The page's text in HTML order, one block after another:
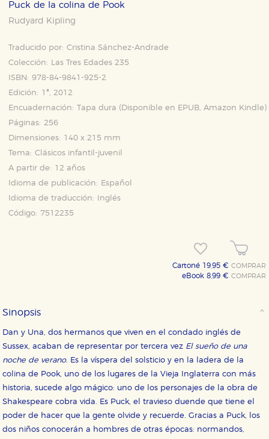
Puck de la colina de Pook
Rudyard Kipling
Traducido por: Cristina Sánchez-Andrade
Colección:
Las Tres Edades 235
ISBN: 978-84-9841-925-2
Edición: 1ª, 2012
Encuadernación: Tapa dura (Disponible en EPUB,Amazon Kindle )
Páginas: 256
Dimensiones: 140 x 215 mm
Tema: Clásicos infantil-juvenil
A partir de: 12 años
Idioma de publicación:
Español
Idioma de traducción:
Inglés
Código: 7512235
Cartoné 19,95 €COMPRAR
eBook 8,99 €COMPRAR
Sinopsis
Dan y Una, dos hermanos que viven en el condado inglés de
Sussex, acaban de representar por tercera vez El sueño de una
noche de verano. Es la víspera del solsticio y en la ladera de la
colina de Pook, uno de los lugares de la Vieja Inglaterra con más
historia, sucede algo mágico: uno de los personajes de la obra de
Shakespeare cobra vida. Es Puck, el travieso duende que tiene el
poder de hacer que la gente olvide y recuerde. Gracias a Puck, los
dos niños conocerán a hombres de otras épocas: normandos,